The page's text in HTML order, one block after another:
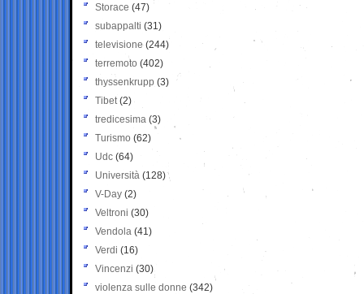
Storace (47)
subappalti (31)
televisione(244)
terremoto (402)
thyssenkrupp (3)
Tibet(2)
tredicesima (3)
Turismo (62)
Udc (64)
Università (128)
V-Day (2)
Veltroni (30)
Vendola (41)
Verdi (16)
Vincenzi (30)
violenza sulle donne (342)